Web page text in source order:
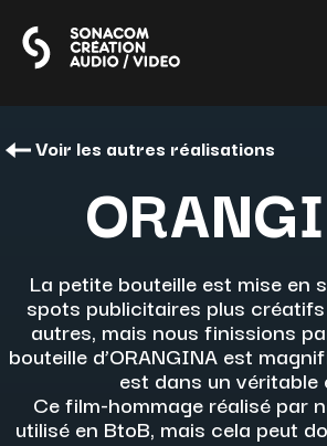
Voir les autres réalisations
La petite bouteille est mise en
spots publicitaires plus
autres, mais nous finissions
bouteille d’ORANGINA est
est dans un véritable
Ce film-hommage réalisé par
utilisé en BtoB, mais cela peut